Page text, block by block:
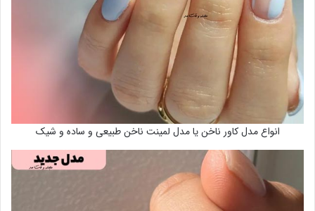
انواع مدل کاور ناخن یا مدل لمینت ناخن طبیعی و ساده و شیک